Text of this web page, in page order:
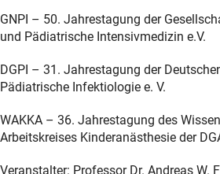
GNPI – 50. Jahrestagung der
und Pädiatrische Intensivmedizin e.V.
DGPI – 31. Jahrestagung der
Pädiatrische Infektiologie e. V.
WAKKA – 36. Jahrestagung des
Arbeitskreises Kinderanästhesie der
Veranstalter: Professor Dr. Andreas W.